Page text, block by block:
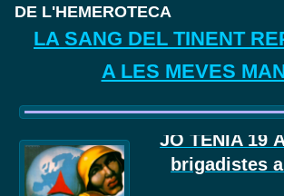
DE L'HEMEROTECA
LA SANG DEL TINENT
A LES MEVES
JO TENIA 19
brigadistes